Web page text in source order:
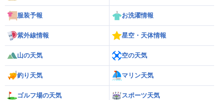
服装予報 お洗濯情報
紫外線情報 星空・天体情報
山の天気 空の天気
釣り天気 マリン天気
ゴルフ場の天気 スポーツ天気